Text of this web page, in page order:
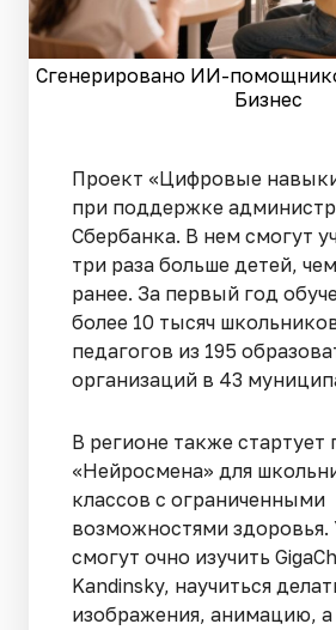
Сгенерировано ИИ-
Бизнес
Проект «Цифровые
при поддержке
Сбербанка. В нем смогут
три раза больше детей,
ранее. За первый год
более 10 тысяч
педагогов из 195
организаций в 43
В регионе также стартует
«Нейросмена» для
классов с ограниченными
возможностями здоровья.
смогут очно изучить
Kandinsky, научиться
изображения, анимацию,